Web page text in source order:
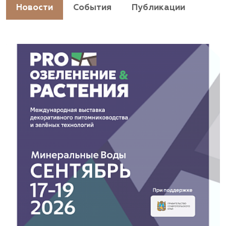
Владимирская область, Киржачский район, пос.
Знаменское
(929) 992-7100
Московская область, Каширский р-н, дер.
Барабаново
(929) 992-7100
pitomnik-kashira.ru
Новости События Публикации